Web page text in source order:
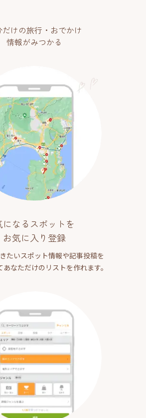
だけの旅行・おでかけ
情報がみつかる
になるスポットを
お気に入り登録
たいスポット情報や記事投稿を
なただけのリストを作れます。